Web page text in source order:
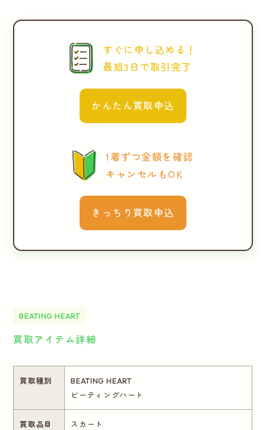
すぐに申し込める！
最短3日で取引完了
かんたん買取申込
1着ずつ金額を確認
キャンセルもOK
きっちり買取申込
BEATING HEART
買取アイテム詳細
買取種別
BEATING HEART
ビーティングハート
買取品目 スカート